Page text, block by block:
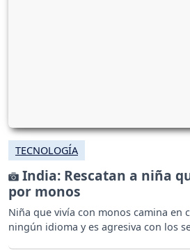
TECNOLOGÍA
India: Rescatan a niña
por monos
Niña que vivía con monos camina en
ningún idioma y es agresiva con los